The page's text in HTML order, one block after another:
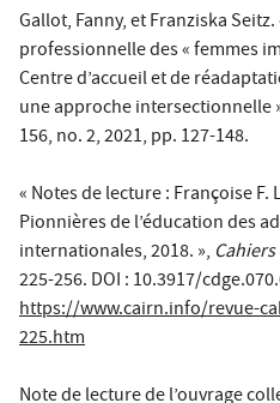
Gallot, Fanny, et Franziska
professionnelle des « femmes
Centre d’accueil et de
une approche intersectionnelle
156, no. 2, 2021, pp. 127-148.
« Notes de lecture : Françoise
Pionnières de l’éducation des
internationales, 2018. »,
225-256. DOI : 10.3917/
https://www.cairn.info/revue-
225.htm
Note de lecture de l’ouvrage